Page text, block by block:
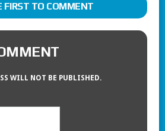
FIRST TO COMMENT
WILL NOT BE PUBLISHED.